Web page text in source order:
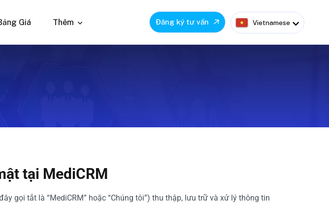
Giá Thêm Đăng ký tư vấn Vietnamese
tại MediCRM
gọi tắt là “MediCRM” hoặc “Chúng tôi”) thu thập, lưu trữ và xử lý thông tin